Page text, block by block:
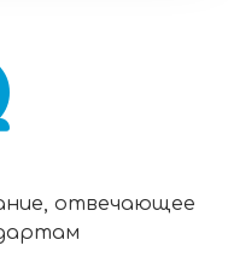
отвечающее